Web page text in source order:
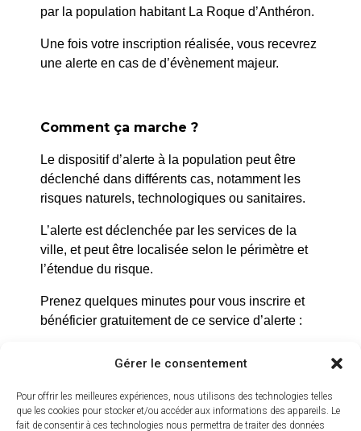
Gérer le consentement
Pour offrir les meilleures expériences, nous utilisons des technologies telles
que les cookies pour stocker et/ou accéder aux informations des appareils. Le
fait de consentir à ces technologies nous permettra de traiter des données
La Roque d’Anthéron
13640 La Roque d’Anthéron
04 42 95 70 70
Nous contacter
Horaires d'ouverture
Du lundi au jeudi :
de 8h30 à 11h30 et de 14h à 16h
par la population habitant La Roque d’Anthéron.
Une fois votre inscription réalisée, vous recevrez
une alerte en cas de d’évènement majeur.
Comment ça marche ?
Le dispositif d’alerte à la population peut être
déclenché dans différents cas, notamment les
risques naturels, technologiques ou sanitaires.
L’alerte est déclenchée par les services de la
ville, et peut être localisée selon le périmètre et
l’étendue du risque.
Prenez quelques minutes pour vous inscrire et
bénéficier gratuitement de ce service d’alerte :
Comment sont utilisées les données